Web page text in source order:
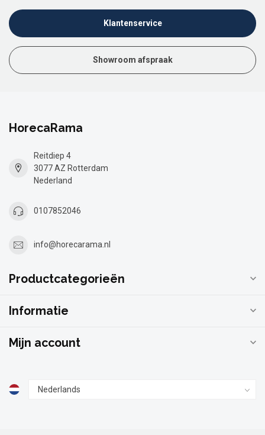
Klantenservice
Showroom afspraak
HorecaRama
Reitdiep 4
3077 AZ Rotterdam
Nederland
0107852046
info@horecarama.nl
Productcategorieën
Informatie
Mijn account